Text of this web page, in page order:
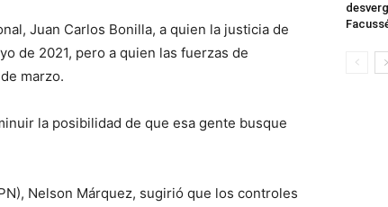
Juan Carlos Bonilla, a quien la justicia de
de 2021, pero a quien las fuerzas de
marzo.
la posibilidad de que esa gente busque
Nelson Márquez, sugirió que los controles